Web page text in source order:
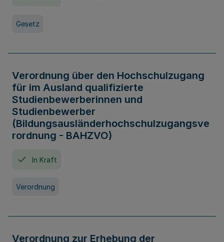
Gesetz
Verordnung über den Hochschulzugang
für im Ausland qualifizierte
Studienbewerberinnen und
Studienbewerber
(Bildungsausländerhochschulzugangsve
rordnung - BAHZVO)
In Kraft
Verordnung
Verordnung zur Erhebung der